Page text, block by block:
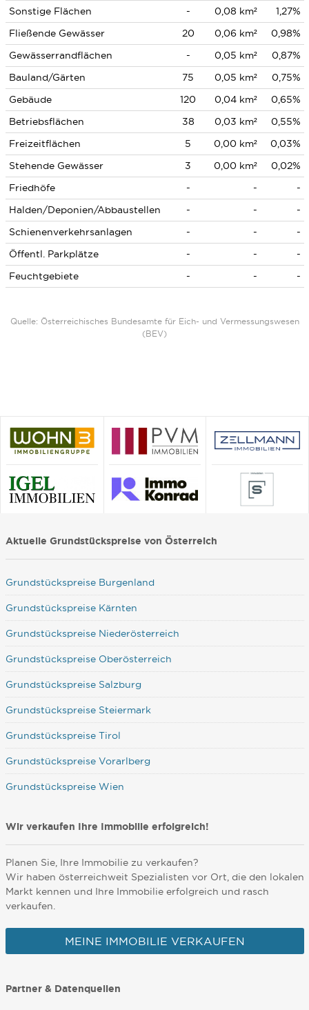
Sonstige Flächen - 0,08 km²
1,27%
Fließende Gewässer
20 0,06 km²
0,98%
Gewässerrandflächen
- 0,05 km²
0,87%
Bauland/Gärten
75 0,05 km²
0,75%
Gebäude
120 0,04 km²
0,65%
Betriebsflächen
38 0,03 km²
0,55%
Freizeitflächen
5 0,00 km²
0,03%
Stehende Gewässer
3 0,00 km²
0,02%
Friedhöfe
- -
-
Halden/Deponien/Abbaustellen
- -
-
Schienenverkehrsanlagen
- -
-
Öffentl. Parkplätze
- -
-
Feuchtgebiete
- - -
Quelle: Österreichisches Bundesamte für Eich- und Vermessungswesen
(BEV)
Aktuelle Grundstückspreise von Österreich
Grundstückspreise Burgenland
Grundstückspreise Kärnten
Grundstückspreise Niederösterreich
Grundstückspreise Oberösterreich
Grundstückspreise Salzburg
Grundstückspreise Steiermark
Grundstückspreise Tirol
Grundstückspreise Vorarlberg
Grundstückspreise Wien
Wir verkaufen Ihre Immobilie erfolgreich!
Planen Sie, Ihre Immobilie zu verkaufen?
Wir haben österreichweit Spezialisten vor Ort, die den lokalen
Markt kennen und Ihre Immobilie erfolgreich und rasch
verkaufen.
MEINE IMMOBILIE VERKAUFEN
Partner & Datenquellen